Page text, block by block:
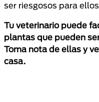
ser riesgosos para
Tu veterinario puede
plantas que pueden
Toma nota de ellas y
casa.